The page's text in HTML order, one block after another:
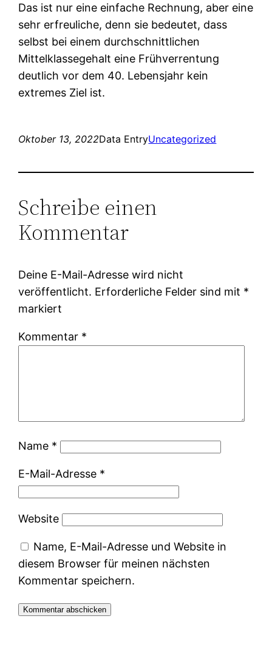
Das ist nur eine einfache Rechnung, aber eine
sehr erfreuliche, denn sie bedeutet, dass
selbst bei einem durchschnittlichen
Mittelklassegehalt eine Frühverrentung
deutlich vor dem 40. Lebensjahr kein
extremes Ziel ist.
Oktober 13, 2022Data EntryUncategorized
Schreibe einen
Kommentar
Deine E-Mail-Adresse wird nicht
veröffentlicht. Erforderliche Felder sind mit *
markiert
Kommentar *
Name *
E-Mail-Adresse *
Website
Name, E-Mail-Adresse und Website in
diesem Browser für meinen nächsten
Kommentar speichern.